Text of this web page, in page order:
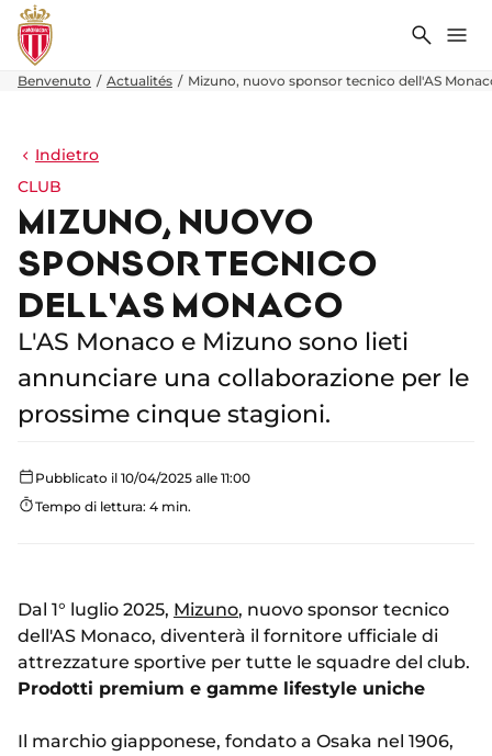
Ricerca
Benvenuto Actualités Mizuno, nuovo sponsor tecnico dell'AS
Indietro
CLUB
MIZUNO, NUOVO
SPONSOR TECNICO
DELL'AS MONACO
L'AS Monaco e Mizuno sono lieti
annunciare una collaborazione per le
prossime cinque stagioni.
Pubblicato il 10/04/2025 alle 11:00
Tempo di lettura: 4 min.
Dal 1° luglio 2025, Mizuno, nuovo sponsor tecnico
dell'AS Monaco, diventerà il fornitore ufficiale di
attrezzature sportive per tutte le squadre del club.
Prodotti premium e gamme lifestyle uniche
Il marchio giapponese, fondato a Osaka nel 1906,